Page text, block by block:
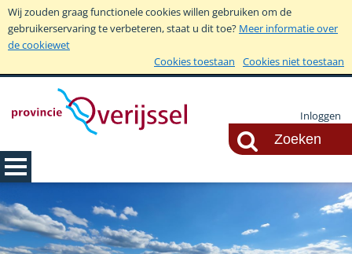
Wij zouden graag functionele cookies willen gebruiken om de
gebruikerservaring te verbeteren, staat u dit toe? Meer informatie over
de cookiewet
Cookies toestaan
Cookies niet toestaan
Inloggen